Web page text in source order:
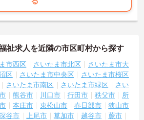
祉求人を近隣の市区町村から探す
市西区 さいたま市北区
さいたま市大
区 さいたま市中央区
さいたま市桜区
さいたま市南区 さいたま市緑区
さい
熊谷市 川口市 行田市 秩父市
所
本庄市 東松山市 春日部市
狭山市
谷市 上尾市 草加市 越谷市
蕨市